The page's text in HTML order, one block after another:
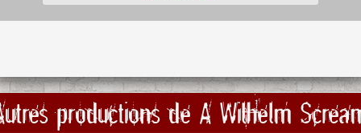
productions de A Wilhelm